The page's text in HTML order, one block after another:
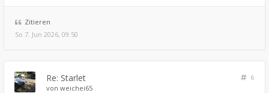
Zitieren
So 7. Jun 2026, 09:50
Re: Starlet
6
von weichei65